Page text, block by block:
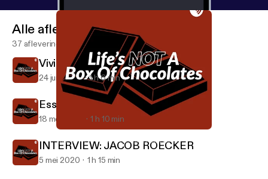
LIFE’S NOT A BOX OF CHOCOLATES
Alle afleveringen
37 afleveringen
Vivienne Dahms world traveler
24 jun 2020 1 h 6 min
Essential worker chat
18 mei 2020 1 h 10 min
INTERVIEW: JACOB ROECKER
5 mei 2020 1 h 15 min